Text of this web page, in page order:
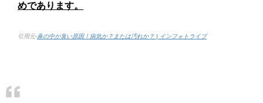
めであります。
引用元-鼻の中が臭い原因！病気か？または汚れか？ | インフォトライブ